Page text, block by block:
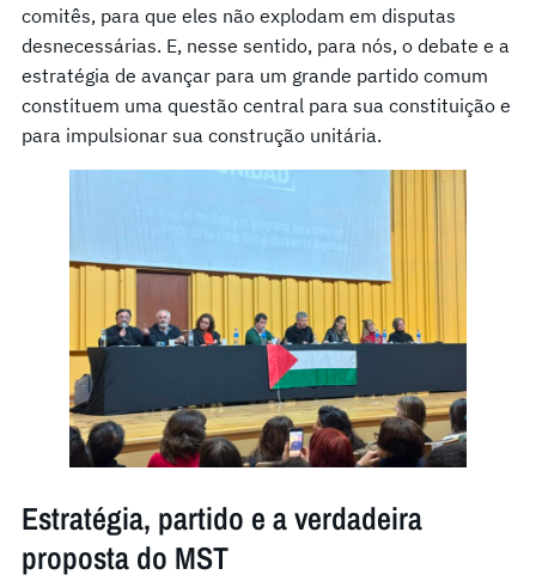
comitês, para que eles não explodam em disputas
desnecessárias. E, nesse sentido, para nós, o debate e a
estratégia de avançar para um grande partido comum
constituem uma questão central para sua constituição e
para impulsionar sua construção unitária.
Estratégia, partido e a verdadeira
proposta do MST